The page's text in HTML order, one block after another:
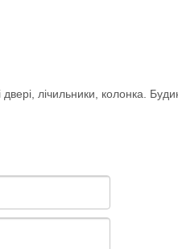
лічильники, колонка.